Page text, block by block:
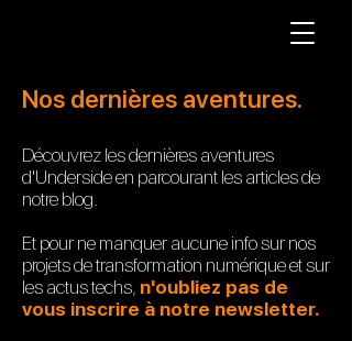
Nos dernières aventures.
Découvrez les dernières aventures
d'Underside en parcourant les articles de
notre blog.
Et pour ne manquer aucune info sur nos
projets de transformation numérique et sur
les actus techs, n'oubliez pas de
vous inscrire à notre newsletter.